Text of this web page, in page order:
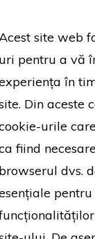
site web
uri pentru a vă
în
Din aceste
urile
fiind
browserul dvs.